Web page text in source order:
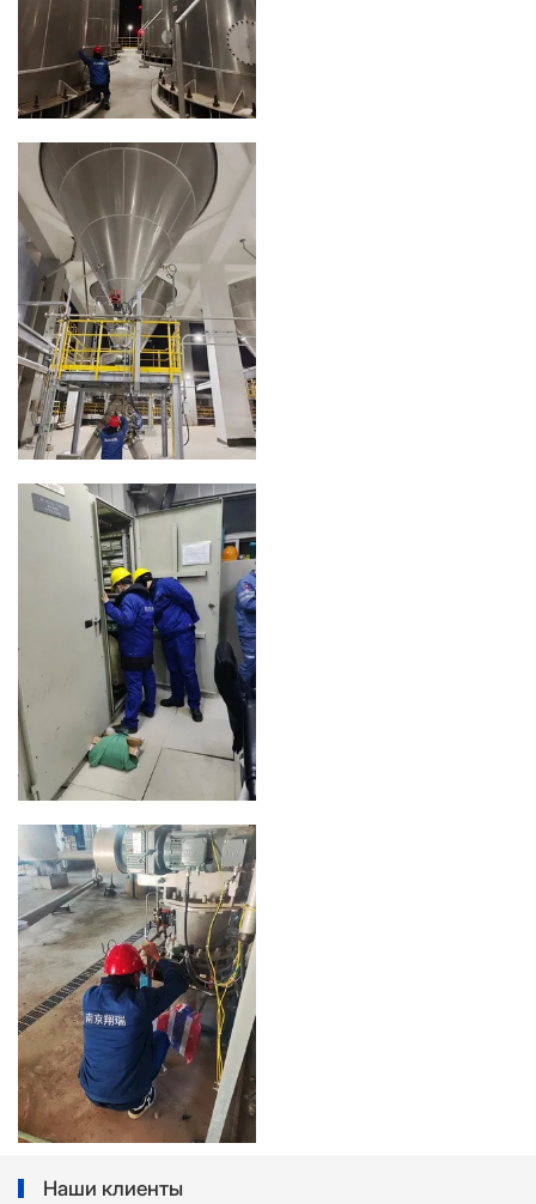
Наши клиенты